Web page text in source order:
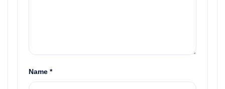
Name *